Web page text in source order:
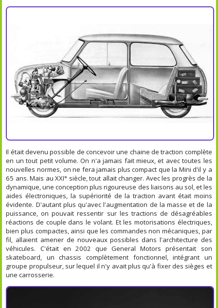
Il était devenu possible de concevoir une chaine de traction complète
en un tout petit volume. On n'a jamais fait mieux, et avec toutes les
nouvelles normes, on ne fera jamais plus compact que la Mini d'il y a
65 ans. Mais au XXI° siècle, tout allait changer. Avec les progrès de la
dynamique, une conception plus rigoureuse des liaisons au sol, et les
aides électroniques, la supériorité de la traction avant était moins
évidente. D'autant plus qu'avec l'augmentation de la masse et de la
puissance, on pouvait ressentir sur les tractions de désagréables
réactions de couple dans le volant. Et les motorisations électriques,
bien plus compactes, ainsi que les commandes non mécaniques, par
fil, allaient amener de nouveaux possibles dans l'architecture des
véhicules. C'était en 2002 que General Motors présentait son
skateboard, un chassis complètement fonctionnel, intégrant un
groupe propulseur, sur lequel il n'y avait plus qu'à fixer des sièges et
une carrosserie.